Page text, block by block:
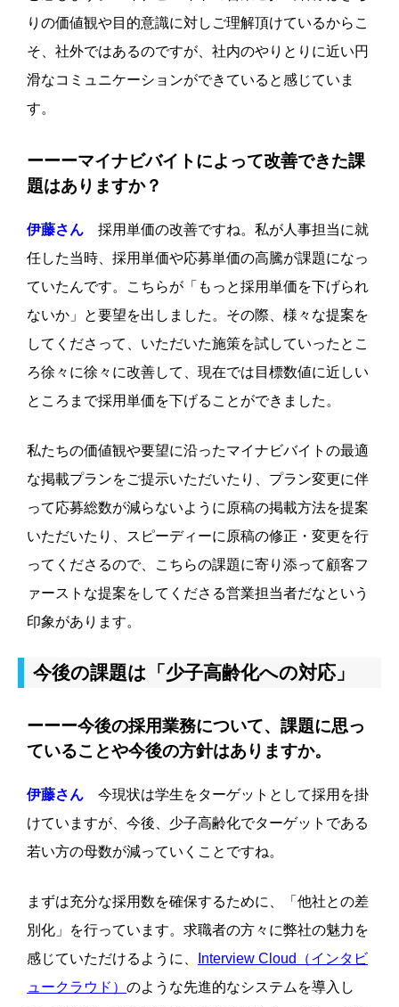
りの価値観や目的意識に対しご理解頂けているからこ
そ、社外ではあるのですが、社内のやりとりに近い円
滑なコミュニケーションができていると感じていま
す。
ーーーマイナビバイトによって改善できた課
題はありますか？
伊藤さん 採用単価の改善ですね。私が人事担当に就
任した当時、採用単価や応募単価の高騰が課題になっ
ていたんです。こちらが「もっと採用単価を下げられ
ないか」と要望を出しました。その際、様々な提案を
してくださって、いただいた施策を試していったとこ
ろ徐々に徐々に改善して、現在では目標数値に近しい
ところまで採用単価を下げることができました。
私たちの価値観や要望に沿ったマイナビバイトの最適
な掲載プランをご提示いただいたり、プラン変更に伴
って応募総数が減らないように原稿の掲載方法を提案
いただいたり、スピーディーに原稿の修正・変更を行
ってくださるので、こちらの課題に寄り添って顧客フ
ァーストな提案をしてくださる営業担当者だなという
印象があります。
今後の課題は「少子高齢化への対応」
ーーー今後の採用業務について、課題に思っ
ていることや今後の方針はありますか。
伊藤さん 今現状は学生をターゲットとして採用を掛
けていますが、今後、少子高齢化でターゲットである
若い方の母数が減っていくことですね。
まずは充分な採用数を確保するために、「他社との差
別化」を行っています。求職者の方々に弊社の魅力を
感じていただけるように、
Interview Cloud（インタビ
ュークラウド） のような先進的なシステムを導入し